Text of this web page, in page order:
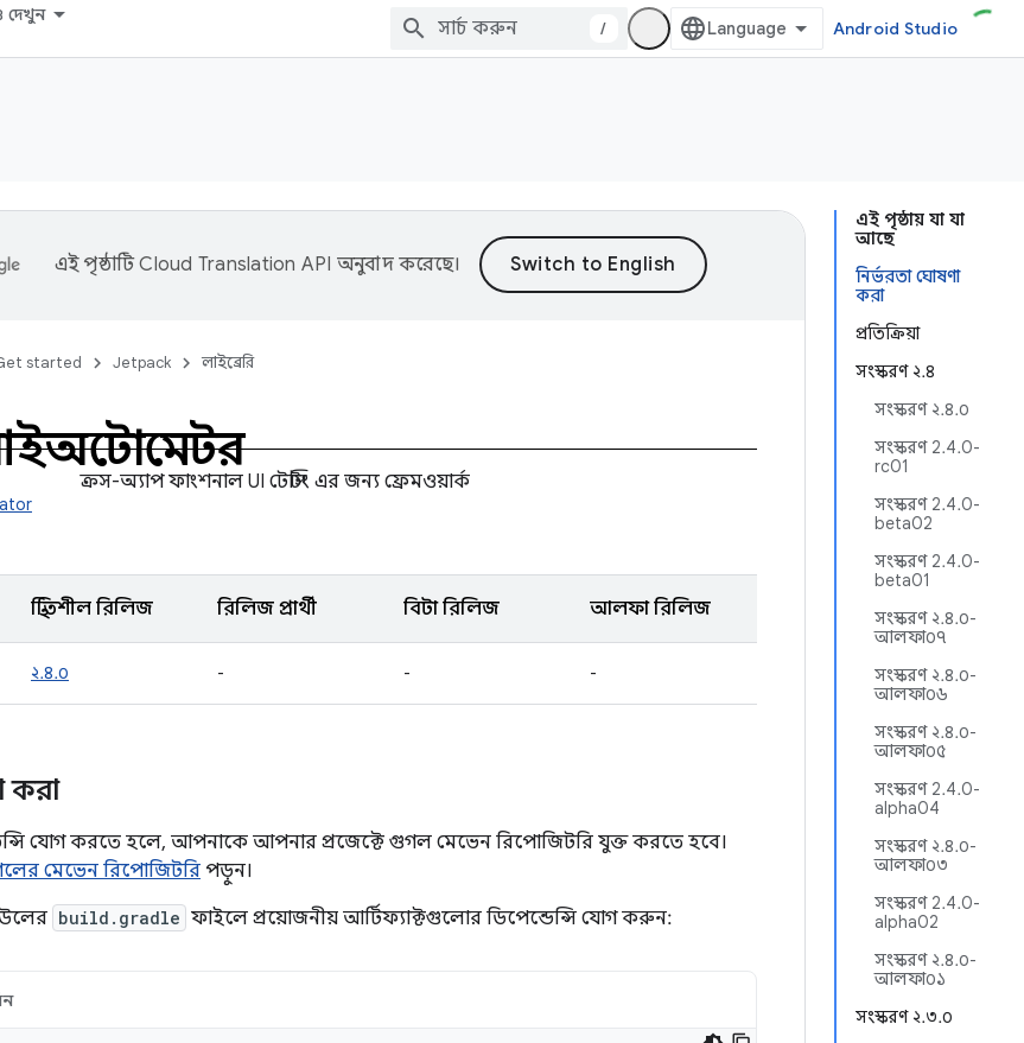
/ Android Studio
এই পৃষ্ঠায় যা যা
আছে
নির্ভরতা ঘোষণা
করা
প্রতিক্রিয়া
সংস্করণ ২.৪
সংস্করণ ২.৪.০
সংস্করণ 2.4.0-
rc01
সংস্করণ 2.4.0-
beta02
সংস্করণ 2.4.0-
beta01
সংস্করণ ২.৪.০-
আলফা০৭
সংস্করণ ২.৪.০-
আলফা০৬
সংস্করণ ২.৪.০-
আলফা০৫
সংস্করণ 2.4.0-
alpha04
সংস্করণ ২.৪.০-
আলফা০৩
সংস্করণ 2.4.0-
alpha02
সংস্করণ ২.৪.০-
আলফা০১
সংস্করণ ২.৩.০
এই পৃষ্ঠাটিCloud Translation API অনুবাদ করেছে।
started Jetpack লাইব্রেরি
ক্রস-অ্যাপ ফাংশনাল UI টেস্টিং এর জন্য ফ্রেমওয়ার্ক
স্থিতিশীল রিলিজ রিলিজ প্রার্থী বিটা রিলিজ আলফা রিলিজ
২.৪.০ - - -
করা
যোগ করতে হলে, আপনাকে আপনার প্রজেক্টে গুগল মেভেন রিপোজিটরি যুক্ত করতে হবে।
মেভেন রিপোজিটরিপড়ুন।
build.gradle ফাইলে প্রয়োজনীয় আর্টিফ্যাক্টগুলোর ডিপেন্ডেন্সি যোগ করুন: